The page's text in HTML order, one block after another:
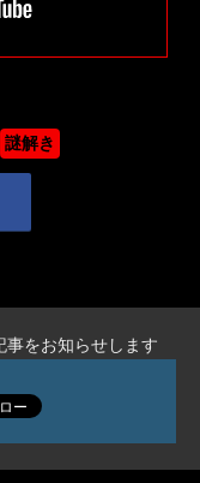
謎解き
事をお知らせします